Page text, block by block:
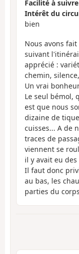
Facilité à
Intérêt du
bien
Nous avons
suivant
apprécié :
chemin,
Un vrai
Le seul bémol,
est que nous
dizaine de
cuisses... A de
traces de
viennent se
il y avait eu
Il faut donc
au bas, les
parties du